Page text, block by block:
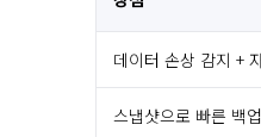
데이터 손상 감지 +
스냅샷으로 빠른 백